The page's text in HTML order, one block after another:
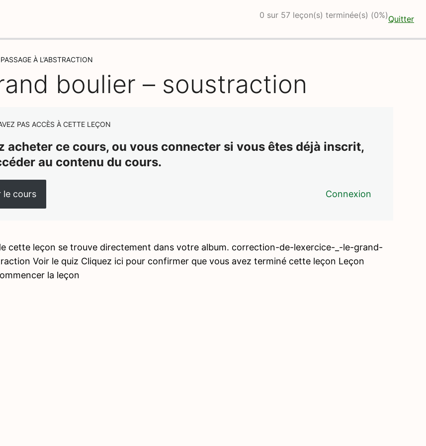
0 sur 57 leçon(s) terminée(s) (0%)Quitter
À L’ABSTRACTION
boulier – soustraction
PAS ACCÈS À CETTE LEÇON
acheter ce cours, ou vous connecter si vous êtes déjà inscrit,
au contenu du cours.
le cours Connexion
cette leçon se trouve directement dans votre album. correction-de-lexercice-_-le-grand-
Voir le quiz Cliquez ici pour confirmer que vous avez terminé cette leçon Leçon
la leçon